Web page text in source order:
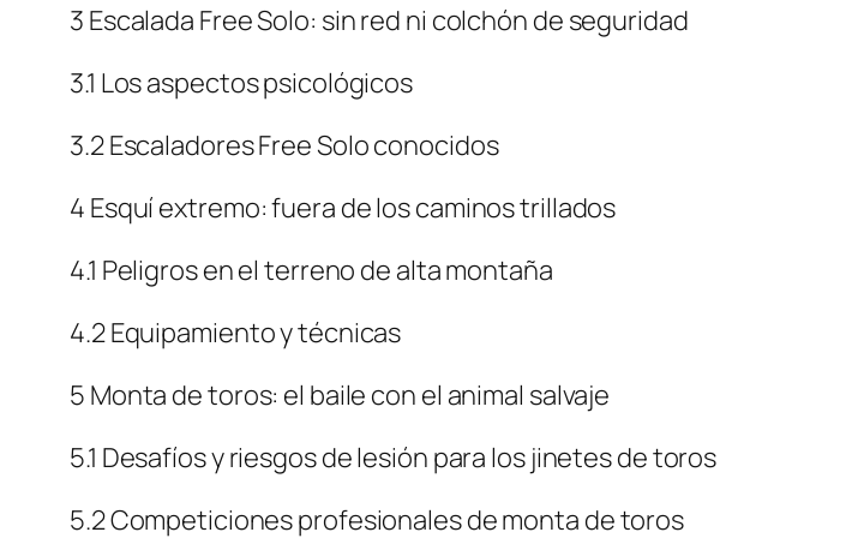
3 Escalada Free Solo: sin red ni colchón de seguridad
3.1 Los aspectos psicológicos
3.2 Escaladores Free Solo conocidos
4 Esquí extremo: fuera de los caminos trillados
4.1 Peligros en el terreno de alta montaña
4.2 Equipamiento y técnicas
5 Monta de toros: el baile con el animal salvaje
5.1 Desafíos y riesgos de lesión para los jinetes de toros
5.2 Competiciones profesionales de monta de toros